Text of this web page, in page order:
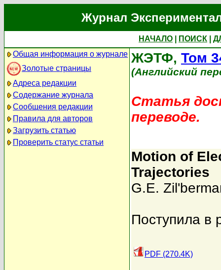
Журнал
НАЧАЛО ПОИСК
Общая информация о журнале
Золотые страницы
Адреса редакции
Содержание журнала
Сообщения редакции
Правила для авторов
Загрузить статью
Проверить статус статьи
ЖЭТФ, Том
(Английский
Статья
переводе.
Motion of
Trajectories
G.E.
Поступила в
PDF (270.4K)